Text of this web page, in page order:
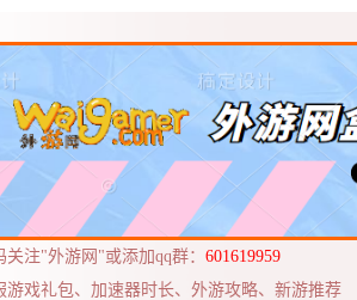
注"外游网"或添加qq群： 601619959
戏礼包、加速器时长、外游攻略、新游推荐